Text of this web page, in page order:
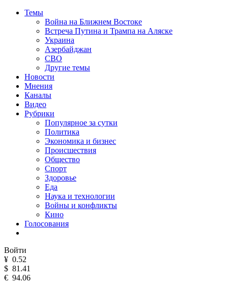
Темы
Война на Ближнем Востоке
Встреча Путина и Трампа на Аляске
Украина
Азербайджан
СВО
Другие темы
Новости
Мнения
Каналы
Видео
Рубрики
Популярное за сутки
Политика
Экономика и бизнес
Происшествия
Общество
Спорт
Здоровье
Еда
Наука и технологии
Войны и конфликты
Кино
Голосования
Войти
¥ 0.52
$ 81.41
€ 94.06